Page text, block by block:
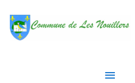
MENU